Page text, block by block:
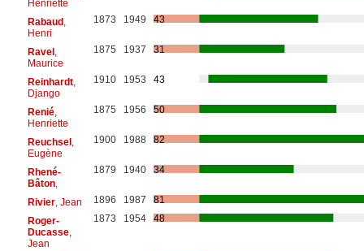
Henriette
Rabaud,
Henri
1873 1949 43
Ravel,
Maurice
1875 1937 31
Reinhardt,
Django
1910 1953 43
Renié,
Henriette
1875 1956 50
Reuchsel,
Eugène
1900 1988 82
Rhené-
Bâton,
1879 1940 34
Rivier, Jean 1896 1987
81
Roger-
Ducasse,
Jean
1873 1954 48